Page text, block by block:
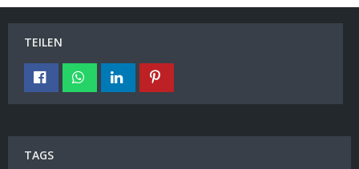
TEILEN
TAGS